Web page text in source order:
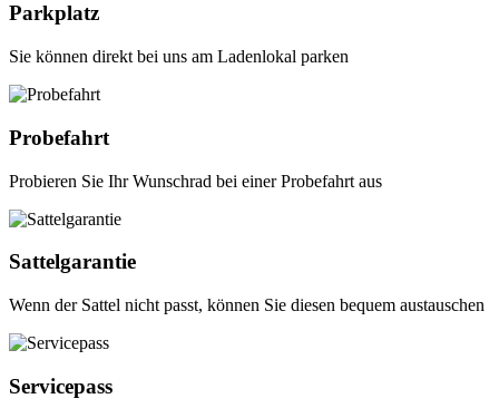
Parkplatz
Sie können direkt bei uns am Ladenlokal parken
Probefahrt
Probieren Sie Ihr Wunschrad bei einer Probefahrt aus
Sattelgarantie
Wenn der Sattel nicht passt, können Sie diesen bequem austauschen
Servicepass